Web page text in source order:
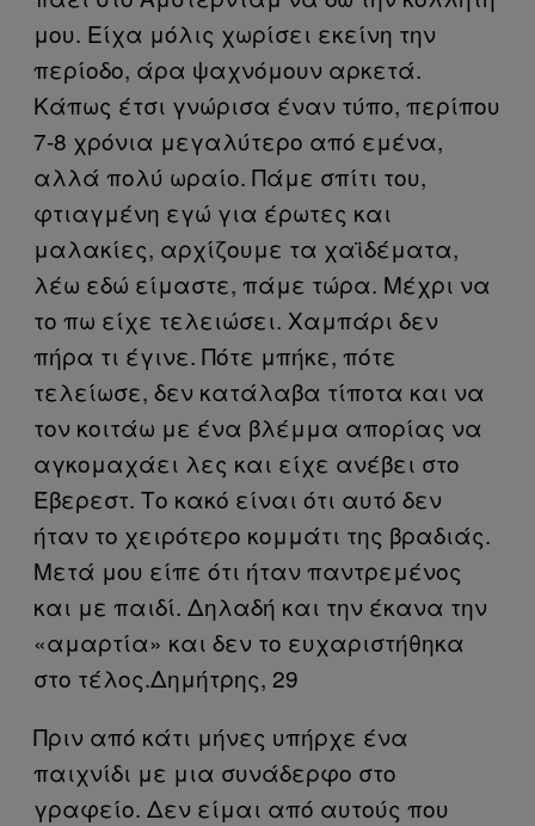
μου. Είχα μόλις χωρίσει εκείνη την
περίοδο, άρα ψαχνόμουν αρκετά.
Κάπως έτσι γνώρισα έναν τύπο, περίπου
7-8 χρόνια μεγαλύτερο από εμένα,
αλλά πολύ ωραίο. Πάμε σπίτι του,
φτιαγμένη εγώ για έρωτες και
μαλακίες, αρχίζουμε τα χαϊδέματα,
λέω εδώ είμαστε, πάμε τώρα. Μέχρι να
το πω είχε τελειώσει. Χαμπάρι δεν
πήρα τι έγινε. Πότε μπήκε, πότε
τελείωσε, δεν κατάλαβα τίποτα και να
τον κοιτάω με ένα βλέμμα απορίας να
αγκομαχάει λες και είχε ανέβει στο
Έβερεστ. Το κακό είναι ότι αυτό δεν
ήταν το χειρότερο κομμάτι της βραδιάς.
Μετά μου είπε ότι ήταν παντρεμένος
και με παιδί. Δηλαδή και την έκανα την
«αμαρτία» και δεν το ευχαριστήθηκα
στο τέλος.Δημήτρης, 29
Πριν από κάτι μήνες υπήρχε ένα
παιχνίδι με μια συνάδερφο στο
γραφείο. Δεν είμαι από αυτούς που